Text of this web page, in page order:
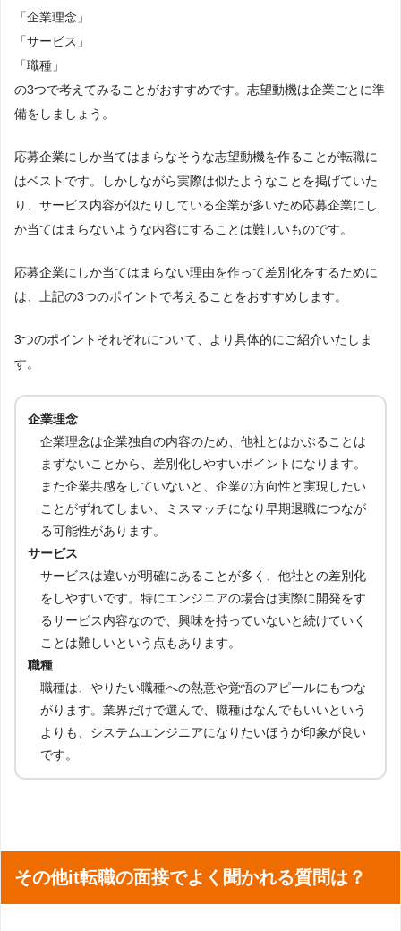
「企業理念」
「サービス」
「職種」
の3つで考えてみることがおすすめです。志望動機は企業ごとに準
備をしましょう。
応募企業にしか当てはまらなそうな志望動機を作ることが転職に
はベストです。しかしながら実際は似たようなことを掲げていた
り、サービス内容が似たりしている企業が多いため応募企業にし
か当てはまらないような内容にすることは難しいものです。
応募企業にしか当てはまらない理由を作って差別化をするために
は、上記の3つのポイントで考えることをおすすめします。
3つのポイントそれぞれについて、より具体的にご紹介いたしま
す。
企業理念
企業理念は企業独自の内容のため、他社とはかぶることは
まずないことから、差別化しやすいポイントになります。
また企業共感をしていないと、企業の方向性と実現したい
ことがずれてしまい、ミスマッチになり早期退職につなが
る可能性があります。
サービス
サービスは違いが明確にあることが多く、他社との差別化
をしやすいです。特にエンジニアの場合は実際に開発をす
るサービス内容なので、興味を持っていないと続けていく
ことは難しいという点もあります。
職種
職種は、やりたい職種への熱意や覚悟のアピールにもつな
がります。業界だけで選んで、職種はなんでもいいという
よりも、システムエンジニアになりたいほうが印象が良い
です。
その他it転職の面接でよく聞かれる質問は？